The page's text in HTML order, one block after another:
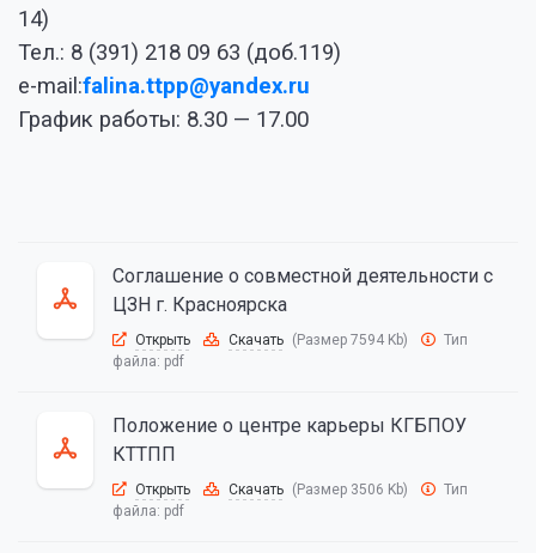
14)
Тел.: 8 (391) 218 09 63 (доб.119)
e-mail:falina.ttpp@yandex.ru
График работы: 8.30 — 17.00
Соглашение о совместной деятельности с
ЦЗН г. Красноярска
Открыть Скачать (Размер 7594 Kb)
Тип
файла: pdf
Положение о центре карьеры КГБПОУ
КТТПП
Открыть Скачать (Размер 3506 Kb)
Тип
файла: pdf